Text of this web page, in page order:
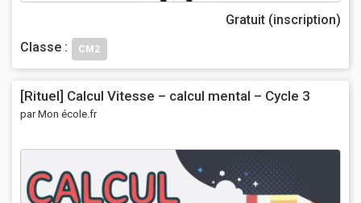
Gratuit (inscription)
Classe :
CM2
[Rituel] Calcul Vitesse – calcul mental – Cycle 3
par Mon école.fr